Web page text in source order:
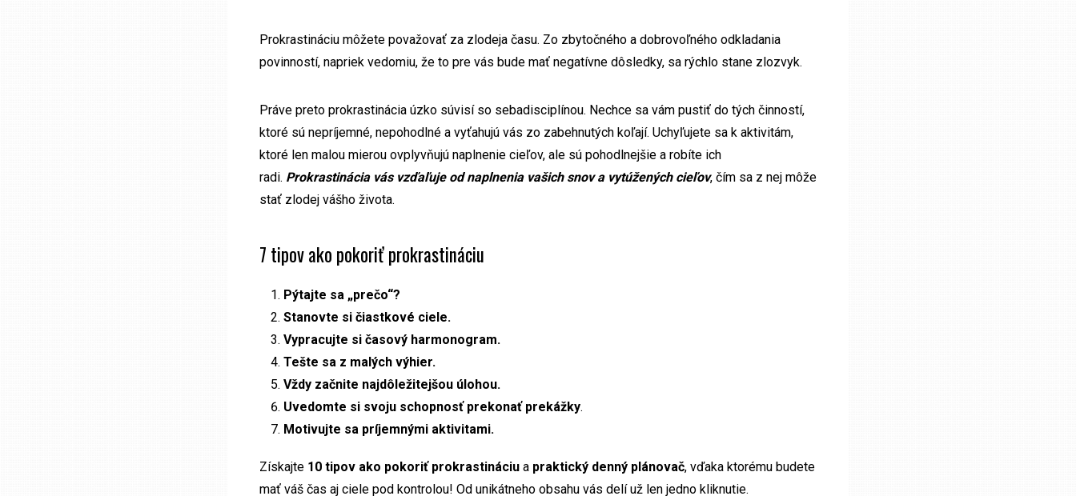
Prokrastináciu môžete považovať za zlodeja času. Zo zbytočného a dobrovoľného odkladania
povinností, napriek vedomiu, že to pre vás bude mať negatívne dôsledky, sa rýchlo stane zlozvyk.
Práve preto prokrastinácia úzko súvisí so sebadisciplínou. Nechce sa vám pustiť do tých činností,
ktoré sú nepríjemné, nepohodlné a vyťahujú vás zo zabehnutých koľají. Uchyľujete sa k aktivitám,
ktoré len malou mierou ovplyvňujú naplnenie cieľov, ale sú pohodlnejšie a robíte ich
radi. Prokrastinácia vás vzďaľuje od naplnenia vašich snov a vytúžených cieľov, čím sa z nej môže
stať zlodej vášho života.
7 tipov ako pokoriť prokrastináciu
Pýtajte sa „prečo“?
Stanovte si čiastkové ciele.
Vypracujte si časový harmonogram.
Tešte sa z malých výhier.
Vždy začnite najdôležitejšou úlohou.
Uvedomte si svoju schopnosť prekonať prekážky.
Motivujte sa príjemnými aktivitami.
Získajte 10 tipov ako pokoriť prokrastináciu a praktický denný plánovač, vďaka ktorému budete
mať váš čas aj ciele pod kontrolou! Od unikátneho obsahu vás delí už len jedno kliknutie.